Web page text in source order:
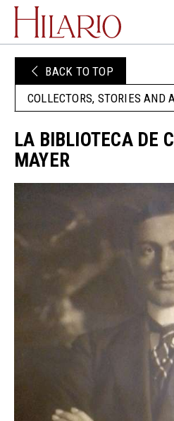
BACK TO TOP
COLLECTORS, STORIES AND
LA BIBLIOTECA DE
MAYER